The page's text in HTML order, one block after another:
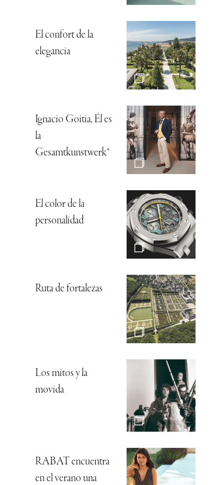
El confort de la
elegancia
Ignacio Goitia, Él es
la
Gesamtkunstwerk*
El color de la
personalidad
Ruta de fortalezas
Los mitos y la
movida
RABAT encuentra
en el verano una